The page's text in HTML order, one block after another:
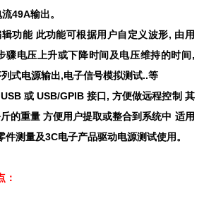
流49A输出。
功能 此功能可根据用户自定义波形, 由用
骤电压上升或下降时间及电压维持的时间 ,
式电源输出, 电子信号模拟测试..等
或 USB/GPIB接口 ,方便做远程控制 其
的重量 方便用户提取或整合到系统中 适用
件测量及3C电子产品驱动电源测试使用。
：